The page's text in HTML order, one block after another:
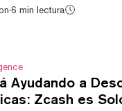
por parte de los
·6 min lectura
Ayudando a
Zcash es